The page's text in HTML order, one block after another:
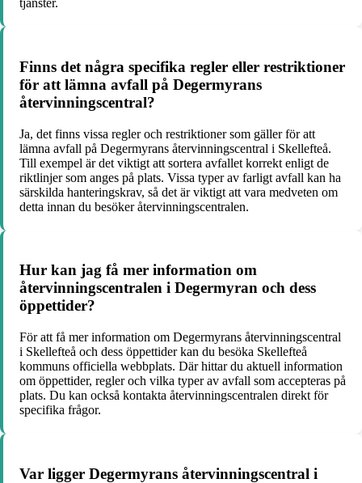
tjänster.
Finns det några specifika regler eller restriktioner
för att lämna avfall på Degermyrans
återvinningscentral?
Ja, det finns vissa regler och restriktioner som gäller för att
lämna avfall på Degermyrans återvinningscentral i Skellefteå.
Till exempel är det viktigt att sortera avfallet korrekt enligt de
riktlinjer som anges på plats. Vissa typer av farligt avfall kan ha
särskilda hanteringskrav, så det är viktigt att vara medveten om
detta innan du besöker återvinningscentralen.
Hur kan jag få mer information om
återvinningscentralen i Degermyran och dess
öppettider?
För att få mer information om Degermyrans återvinningscentral
i Skellefteå och dess öppettider kan du besöka Skellefteå
kommuns officiella webbplats. Där hittar du aktuell information
om öppettider, regler och vilka typer av avfall som accepteras på
plats. Du kan också kontakta återvinningscentralen direkt för
specifika frågor.
Var ligger Degermyrans återvinningscentral i